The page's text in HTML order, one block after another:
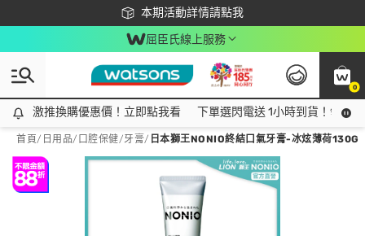
本期活動詳情請點我
下載app最高回饋$350
屈臣氏線上服務
0
激推換購優惠價！立即點我看
激推換購優惠價！立即點我看 下單選閃電送 1小時到貨！領神
首頁/ 日用品/ 口腔保健/牙膏/ 日本獅王NONIO終結口氣牙膏-冰炫薄荷130G